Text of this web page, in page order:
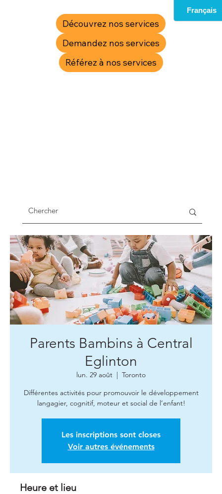
Découvrez nos services
Demandez nos services
Référez à nos services
Parents Bambins à Central
Eglinton
lun. 29 août
  |
Toronto
Différentes activités pour promouvoir le développement
langagier, cognitif, moteur et social de l’enfant!
Les inscriptions sont closes
Voir autres événements
Heure et lieu